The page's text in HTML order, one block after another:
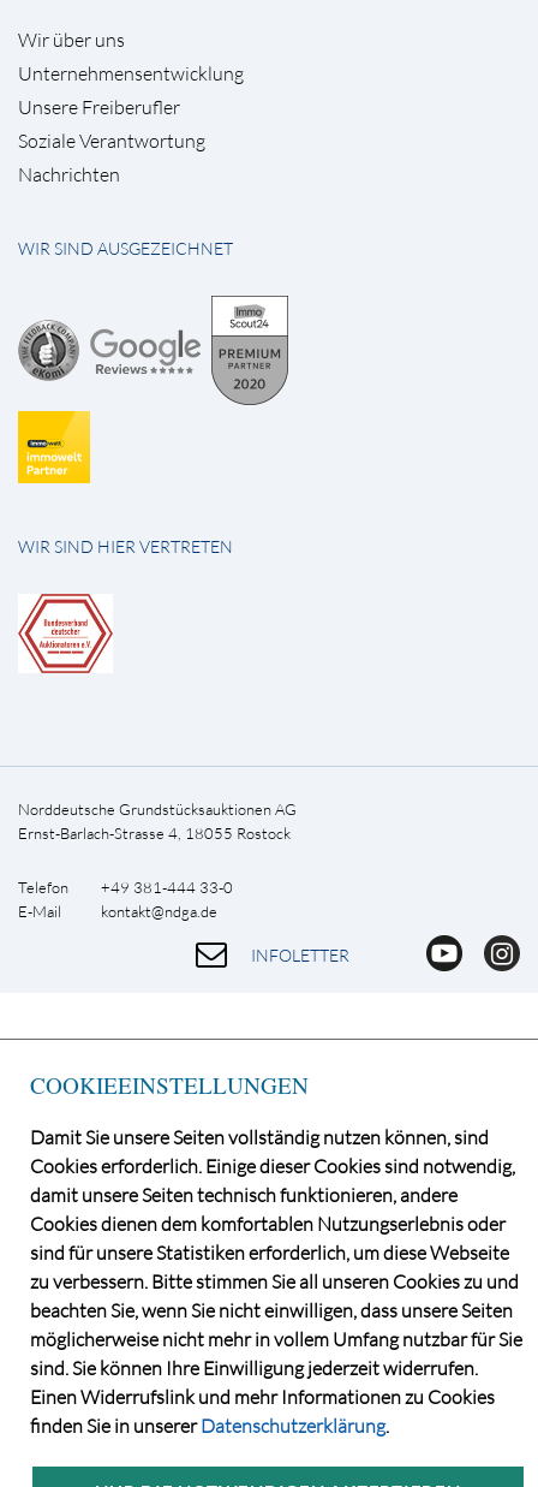
Wir über uns
Unternehmensentwicklung
Unsere Freiberufler
Soziale Verantwortung
Nachrichten
WIR SIND AUSGEZEICHNET
WIR SIND HIER VERTRETEN
Norddeutsche Grundstücksauktionen AG
Ernst-Barlach-Strasse 4, 18055 Rostock
Telefon +49 381-444 33-0
E-Mail kontakt@ndga.de
INFOLETTER
©2026 Norddeutsche Grundstücksauktionen AG
CONSENT MANAGER
KATALOGBEZUG
DATENSCHUTZ
VERSTEIGERUNGS- UND VERTRAGSBEDINGUNGEN
IMPRESSUM
KONTAKT
COOKIEEINSTELLUNGEN
Damit Sie unsere Seiten vollständig nutzen können, sind
Cookies erforderlich. Einige dieser Cookies sind notwendig,
damit unsere Seiten technisch funktionieren, andere
Cookies dienen dem komfortablen Nutzungserlebnis oder
sind für unsere Statistiken erforderlich, um diese Webseite
zu verbessern. Bitte stimmen Sie all unseren Cookies zu und
beachten Sie, wenn Sie nicht einwilligen, dass unsere Seiten
möglicherweise nicht mehr in vollem Umfang nutzbar für Sie
sind. Sie können Ihre Einwilligung jederzeit widerrufen.
Einen Widerrufslink und mehr Informationen zu Cookies
finden Sie in unsererDatenschutzerklärung.